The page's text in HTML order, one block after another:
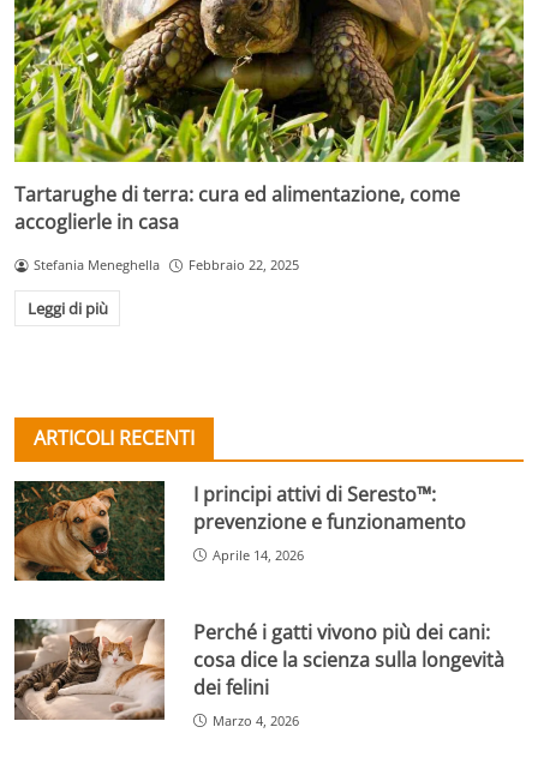
Tartarughe di terra: cura ed alimentazione, come
accoglierle in casa
Stefania Meneghella Febbraio 22, 2025
Leggi di più
ARTICOLI RECENTI
I principi attivi di Seresto™:
prevenzione e funzionamento
Aprile 14, 2026
Perché i gatti vivono più dei cani:
cosa dice la scienza sulla longevità
dei felini
Marzo 4, 2026